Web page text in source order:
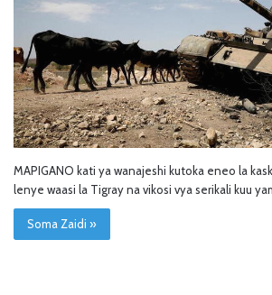
MAPIGANO kati ya wanajeshi kutoka eneo la
lenye waasi la Tigray na vikosi vya serikali kuu
Soma Zaidi »